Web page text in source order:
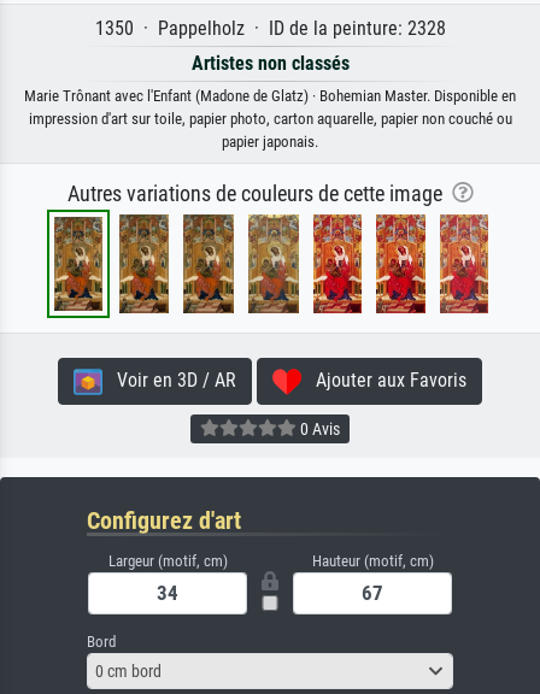
1350 · Pappelholz · ID de la peinture: 2328
Artistes non classés
Marie Trônant avec l'Enfant (Madone de Glatz) · Bohemian Master. Disponible en
impression d'art sur toile, papier photo, carton aquarelle, papier non couché ou
papier japonais.
Autres variations de couleurs de cette image
Voir en 3D / AR Ajouter aux Favoris
0 Avis
Configurez d'art
Largeur (motif, cm) Hauteur (motif, cm)
Bord
0 cm bord